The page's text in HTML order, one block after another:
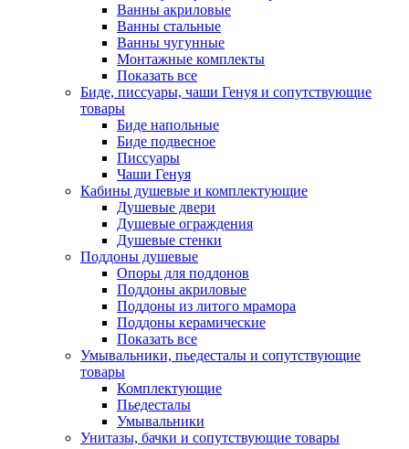
Ванны акриловые
Ванны стальные
Ванны чугунные
Монтажные комплекты
Показать все
Биде, писсуары, чаши Генуя и сопутствующие
товары
Биде напольные
Биде подвесное
Писсуары
Чаши Генуя
Кабины душевые и комплектующие
Душевые двери
Душевые ограждения
Душевые стенки
Поддоны душевые
Опоры для поддонов
Поддоны акриловые
Поддоны из литого мрамора
Поддоны керамические
Показать все
Умывальники, пьедесталы и сопутствующие
товары
Комплектующие
Пьедесталы
Умывальники
Унитазы, бачки и сопутствующие товары